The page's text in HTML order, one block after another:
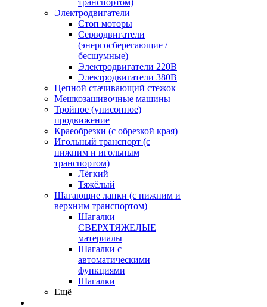
транспортом)
Электродвигатели
Стоп моторы
Серводвигатели
(энергосберегающие /
бесшумные)
Электродвигатели 220В
Электродвигатели 380В
Цепной стачивающий стежок
Мешкозашивочные машины
Тройное (унисонное)
продвижение
Краеобрезки (с обрезкой края)
Игольный транспорт (с
нижним и игольным
транспортом)
Лёгкий
Тяжёлый
Шагающие лапки (с нижним и
верхним транспортом)
Шагалки
СВЕРХТЯЖЕЛЫЕ
материалы
Шагалки с
автоматическими
функциями
Шагалки
Ещё